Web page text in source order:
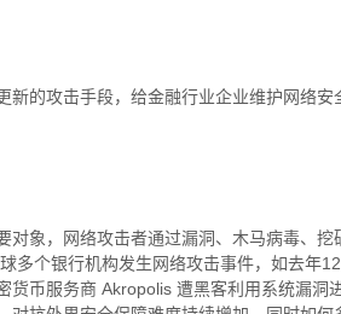
新的攻击手段，给金融行业企业维护网络安
对象，网络攻击者通过漏洞、木马病毒、挖
多个银行机构发生网络攻击事件，如去年12
货币服务商 Akropolis 遭黑客利用系统漏洞